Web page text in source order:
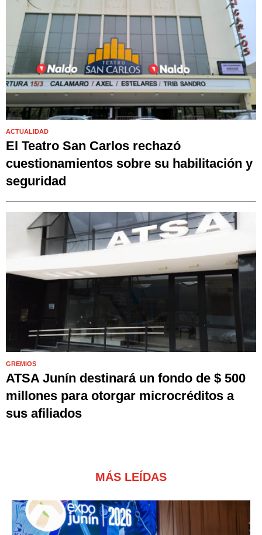
ACTUALIDAD
El Teatro San Carlos rechazó
cuestionamientos sobre su habilitación y
seguridad
GREMIOS
ATSA Junín destinará un fondo de $ 500
millones para otorgar microcréditos a
sus afiliados
MÁS LEÍDAS